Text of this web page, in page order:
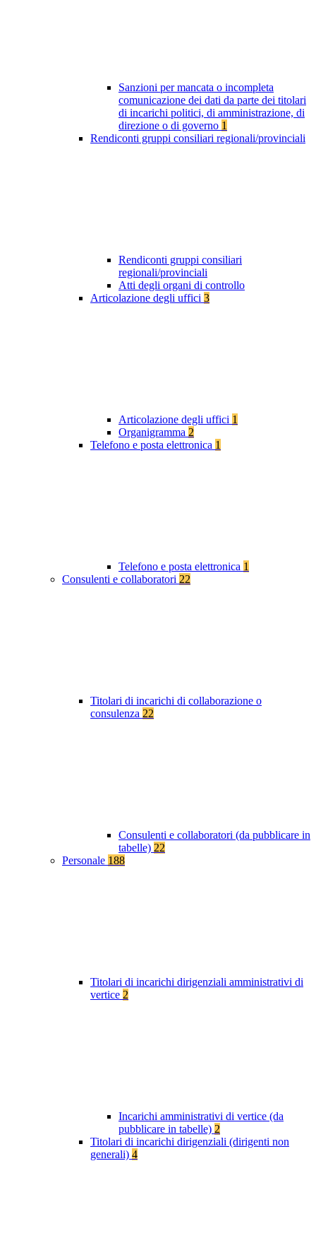
Sanzioni per mancata o incompleta
comunicazione dei dati da parte dei titolari
di incarichi politici, di amministrazione, di
direzione o di governo 1
Rendiconti gruppi consiliari regionali/provinciali
Rendiconti gruppi consiliari
regionali/provinciali
Atti degli organi di controllo
Articolazione degli uffici 3
Articolazione degli uffici 1
Organigramma 2
Telefono e posta elettronica 1
Telefono e posta elettronica 1
Consulenti e collaboratori 22
Titolari di incarichi di collaborazione o
consulenza 22
Consulenti e collaboratori (da pubblicare in
tabelle) 22
Personale 188
Titolari di incarichi dirigenziali amministrativi di
vertice 2
Incarichi amministrativi di vertice (da
pubblicare in tabelle) 2
Titolari di incarichi dirigenziali (dirigenti non
generali) 4